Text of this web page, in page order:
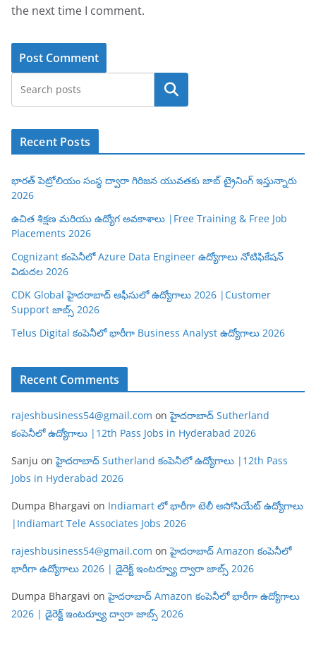
the next time I comment.
Search
Recent Posts
భారత్ పెట్రోలియం సంస్థ ద్వారా గిరిజన యువతకు జాబ్ ట్రైనింగ్ ఇస్తున్నారు
2026
ఉచిత శిక్షణ మరియు ఉద్యోగ అవకాశాలు |Free Training & Free Job
Placements 2026
Cognizant కంపెనీలో Azure Data Engineer ఉద్యోగాలు నోటిఫికేషన్
విడుదల 2026
CDK Global హైదరాబాద్ ఆఫీసులో ఉద్యోగాలు 2026 |Customer
Support జాబ్స్ 2026
Telus Digital కంపెనీలో భారీగా Business Analyst ఉద్యోగాలు 2026
Recent Comments
rajeshbusiness54@gmail.com onహైదరాబాద్ Sutherland
కంపెనీలో ఉద్యోగాలు |12th Pass Jobs in Hyderabad 2026
Sanju onహైదరాబాద్ Sutherland కంపెనీలో ఉద్యోగాలు |12th Pass
Jobs in Hyderabad 2026
Dumpa Bhargavi on Indiamart లో భారీగా టెలీ అసోసియేట్ ఉద్యోగాలు
|Indiamart Tele Associates Jobs 2026
rajeshbusiness54@gmail.com onహైదరాబాద్ Amazon కంపెనీలో
భారీగా ఉద్యోగాలు 2026 | డైరెక్ట్ ఇంటర్వ్యూ ద్వారా జాబ్స్ 2026
Dumpa Bhargavi onహైదరాబాద్ Amazon కంపెనీలో భారీగా ఉద్యోగాలు
2026 | డైరెక్ట్ ఇంటర్వ్యూ ద్వారా జాబ్స్ 2026